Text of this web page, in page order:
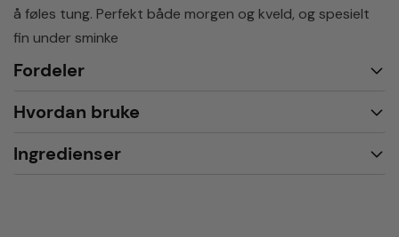
å føles tung. Perfekt både morgen og kveld, og spesielt
fin under sminke
Fordeler
Hvordan bruke
Ingredienser